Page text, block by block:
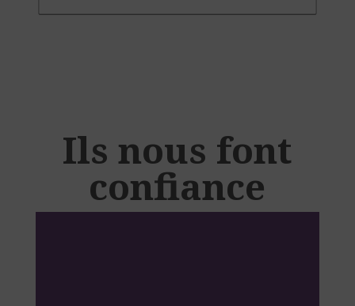
Ils nous font
confiance